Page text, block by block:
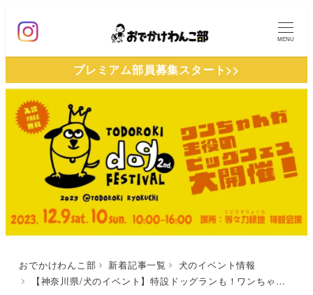
ン
ン
テ
MENU
プレミアム部員募集スタート>>
おでかけわんこ部 新着記事一覧
犬のイベント情報
【神奈川県/犬のイベント】特設ドッグランも！ワンちゃん関連のお店と絶品グルメが多数出店！「等々力ドッグフェスティバル 2nd」（等々力緑地特設会場）12/9-12/10